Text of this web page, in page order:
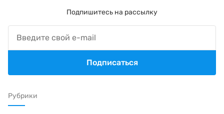
Рубрики
Подпишитесь на рассылку
Подписаться